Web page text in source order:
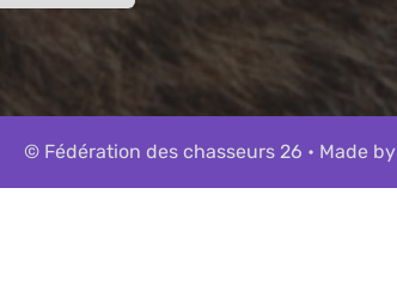
© Fédération des chasseurs 26 • Made by